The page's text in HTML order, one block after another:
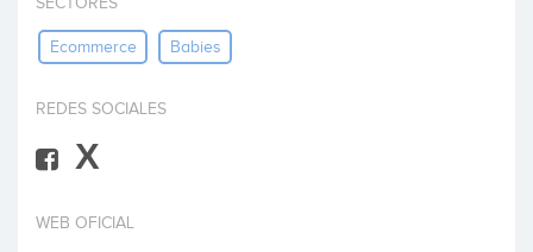
Ecommerce Babies
REDES SOCIALES
X
WEB OFICIAL